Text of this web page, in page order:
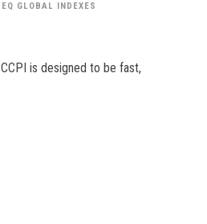
GLOBAL INDEXES
is designed to be fast,